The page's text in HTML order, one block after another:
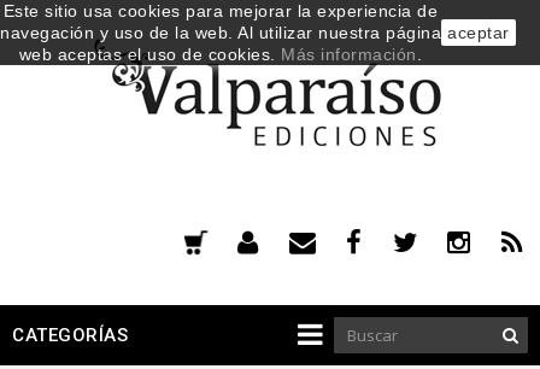
CATEGORÍAS
Este sitio usa cookies para mejorar la experiencia de
navegación y uso de la web. Al utilizar nuestra página
web aceptas el uso de cookies. Más información
aceptar